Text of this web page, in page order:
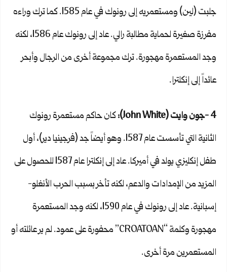
جلبت (لين) ومستعمريه إلى رونوك في عام 1585. كما ترك وراءه
مفرزة صغيرة لحماية مطالبة رالي. عاد إلى رونوك عام 1586، لكنه
وجد المستعمرة مهجورة. ترك مجموعة أخرى من الرجال وأبحر
عائداً إلى إنكلترا.
4 -جون وايت ( John White
):كان حاكم مستعمرة رونوك
الثانية التي تأسست عام 1587. وهو أيضاً جد (فرجينيا دير)، أول
طفل إنكليزي يولد في أميركا. عاد إلى إنكلترا عام 1587 للحصول على
المزيد من الإمدادات والدعم، لكنه تأخر بسبب الحرب الأنغلو-
إسبانية. عاد إلى رونوك في عام 1590، لكنه وجد المستعمرة
مهجورة وكلمة “CROATOAN” محفورة على عمود. لم ير عائلته أو
المستعمرين مرة أخرى.